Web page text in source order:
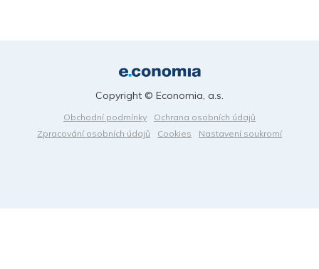
Obchodní podmínky
Ochrana osobních údajů
Zpracování osobních údajů
Cookies Nastavení soukromí
Copyright © Economia, a.s.